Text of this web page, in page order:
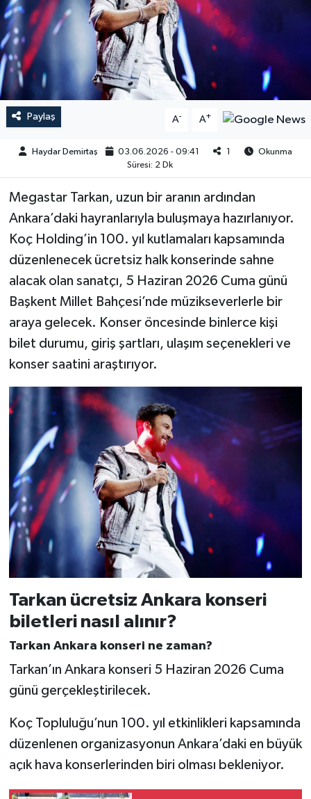
Paylaş A- A+
Haydar Demirtaş 03.06.2026 - 09:41 1
Okunma
Süresi: 2 Dk
Megastar Tarkan, uzun bir aranın ardından
Ankara’daki hayranlarıyla buluşmaya hazırlanıyor.
Koç Holding’in 100. yıl kutlamaları kapsamında
düzenlenecek ücretsiz halk konserinde sahne
alacak olan sanatçı, 5 Haziran 2026 Cuma günü
Başkent Millet Bahçesi’nde müzikseverlerle bir
araya gelecek. Konser öncesinde binlerce kişi
bilet durumu, giriş şartları, ulaşım seçenekleri ve
konser saatini araştırıyor.
Tarkan ücretsiz Ankara konseri
biletleri nasıl alınır?
Tarkan Ankara konseri ne zaman?
Tarkan’ın Ankara konseri 5 Haziran 2026 Cuma
günü gerçekleştirilecek.
Koç Topluluğu’nun 100. yıl etkinlikleri kapsamında
düzenlenen organizasyonun Ankara’daki en büyük
açık hava konserlerinden biri olması bekleniyor.